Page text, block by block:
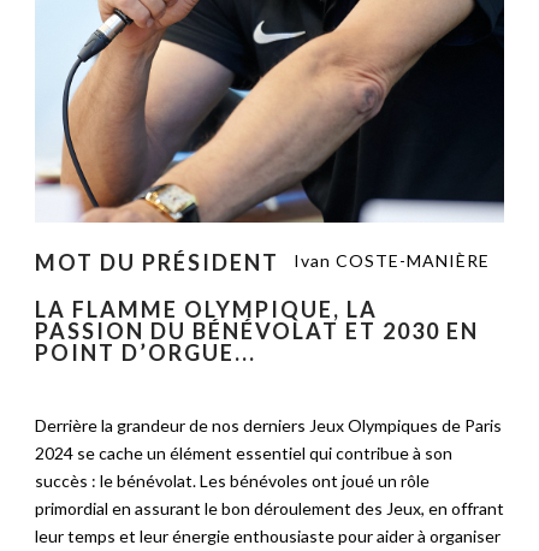
MOT DU PRÉSIDENT Ivan COSTE-MANIÈRE
LA FLAMME OLYMPIQUE, LA
PASSION DU BÉNÉVOLAT ET 2030 EN
POINT D’ORGUE...
Derrière la grandeur de nos derniers Jeux Olympiques de Paris
2024 se cache un élément essentiel qui contribue à son
succès : le bénévolat. Les bénévoles ont joué un rôle
primordial en assurant le bon déroulement des Jeux, en offrant
leur temps et leur énergie enthousiaste pour aider à organiser